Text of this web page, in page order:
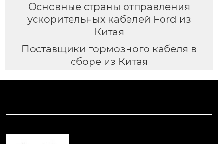
Основные страны отправления
ускорительных кабелей Ford из
Китая
Поставщики тормозного кабеля в
сборе из Китая